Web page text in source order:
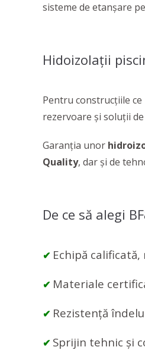
sisteme de etanșare
Hidoizolații
Pentru construcțiile
rezervoare și soluții
Garanția unor
Quality, dar și de
De ce să alegi
✔ Echipă
✔ Materiale
✔ Rezistență
✔ Sprijin tehnic și